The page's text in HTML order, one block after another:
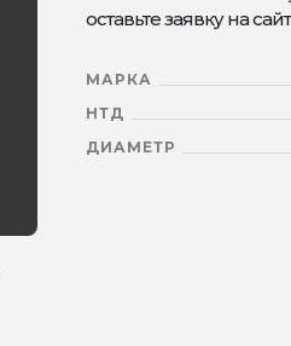
оставьте заявку на
МАРКА
НТД
ДИАМЕТР